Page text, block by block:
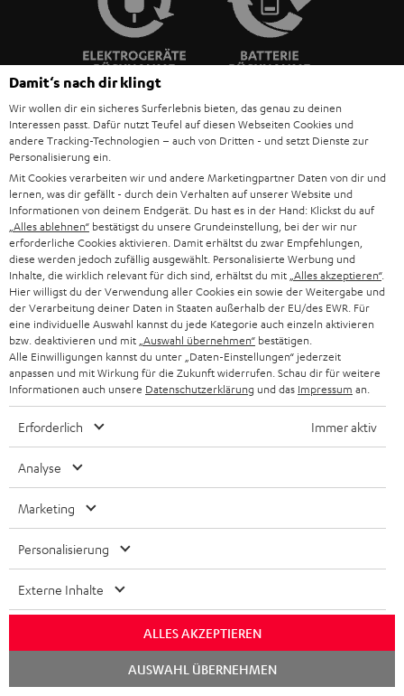
BIS ZU
45 €
RABATT
N
e
w
s
l
e
t
t
e
r
a
n
m
e
l
Wähle deinen Gutschein!
Melde dich für den Newsletter an und erhalte bis zu
45 € als Dankeschön.
EMAIL
WIDGET
Kategorien
Unternehmen
Damit‘s nach dir klingt
Wir wollen dir ein sicheres Surferlebnis bieten, das genau zu deinen
Interessen passt. Dafür nutzt Teufel auf diesen Webseiten Cookies und
andere Tracking-Technologien – auch von Dritten - und setzt Dienste zur
Personalisierung ein.
Mit Cookies verarbeiten wir und andere Marketingpartner Daten von dir und
lernen, was dir gefällt - durch dein Verhalten auf unserer Website und
Informationen von deinem Endgerät. Du hast es in der Hand: Klickst du auf
„Alles ablehnen“ bestätigst du unsere Grundeinstellung, bei der wir nur
erforderliche Cookies aktivieren. Damit erhältst du zwar Empfehlungen,
diese werden jedoch zufällig ausgewählt. Personalisierte Werbung und
Inhalte, die wirklich relevant für dich sind, erhältst du mit „Alles akzeptieren“.
Hier willigst du der Verwendung aller Cookies ein sowie der Weitergabe und
der Verarbeitung deiner Daten in Staaten außerhalb der EU/des EWR. Für
eine individuelle Auswahl kannst du jede Kategorie auch einzeln aktivieren
bzw. deaktivieren und mit „Auswahl übernehmen“ bestätigen.
Alle Einwilligungen kannst du unter „Daten-Einstellungen“ jederzeit
anpassen und mit Wirkung für die Zukunft widerrufen. Schau dir für weitere
Informationen auch unsere Datenschutzerklärung und das Impressum an.
Erforderlich Immer aktiv
Analyse
Marketing
Personalisierung
Externe Inhalte
ALLES AKZEPTIEREN
AUSWAHL ÜBERNEHMEN